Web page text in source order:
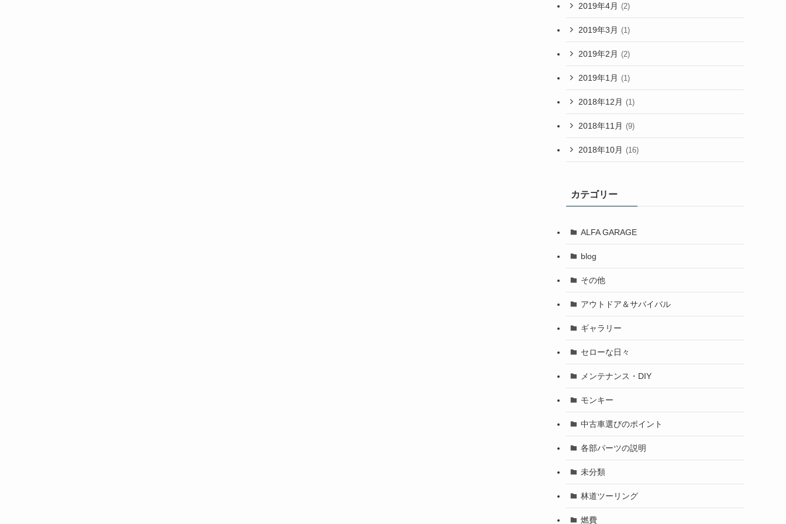
2019年4月 (2)
2019年3月 (1)
2019年2月 (2)
2019年1月 (1)
2018年12月 (1)
2018年11月 (9)
2018年10月 (16)
カテゴリー
ALFA GARAGE
blog
その他
アウトドア＆サバイバル
ギャラリー
セローな日々
メンテナンス・DIY
モンキー
中古車選びのポイント
各部パーツの説明
未分類
林道ツーリング
燃費